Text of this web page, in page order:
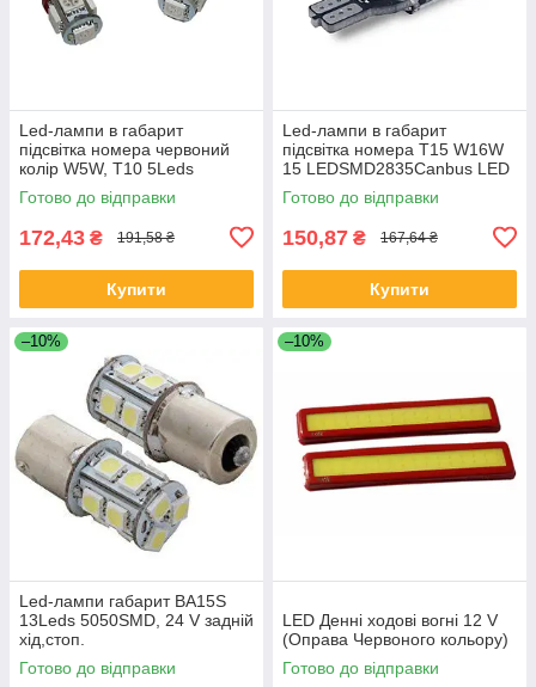
Led-лампи в габарит
підсвітка номера червоний
колір W5W, Т10 5Leds
5050SMD, 12V.
Готово до відправки
172,43 ₴ 191,58 ₴
Купити
Led-лампи в габарит
підсвітка номера T15 W16W
15 LEDSMD2835Canbus LED
12V.Супер яскраві
Готово до відправки
150,87 ₴ 167,64 ₴
Купити
–10%
Led-лампи габарит BA15S
13Leds 5050SMD, 24 V задній
хід,стоп.
Готово до відправки
–10%
LED Денні ходові вогні 12 V
(Оправа Червоного кольору)
Готово до відправки